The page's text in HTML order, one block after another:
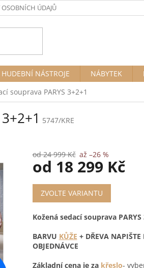
ÚDAJŮ
HUDEBNÍ NÁSTROJE NÁBYTEK
souprava PARYS 3+2+1
5747/KRE
od 24 999 Kč až –26 %
od 18 299 Kč
Měrná
cena:
ZVOLTE VARIANTU
Kožená sedací souprava PARYS
BARVU KŮŽE + DŘEVA
OBJEDNÁVCE
Základní cena je za křeslo-